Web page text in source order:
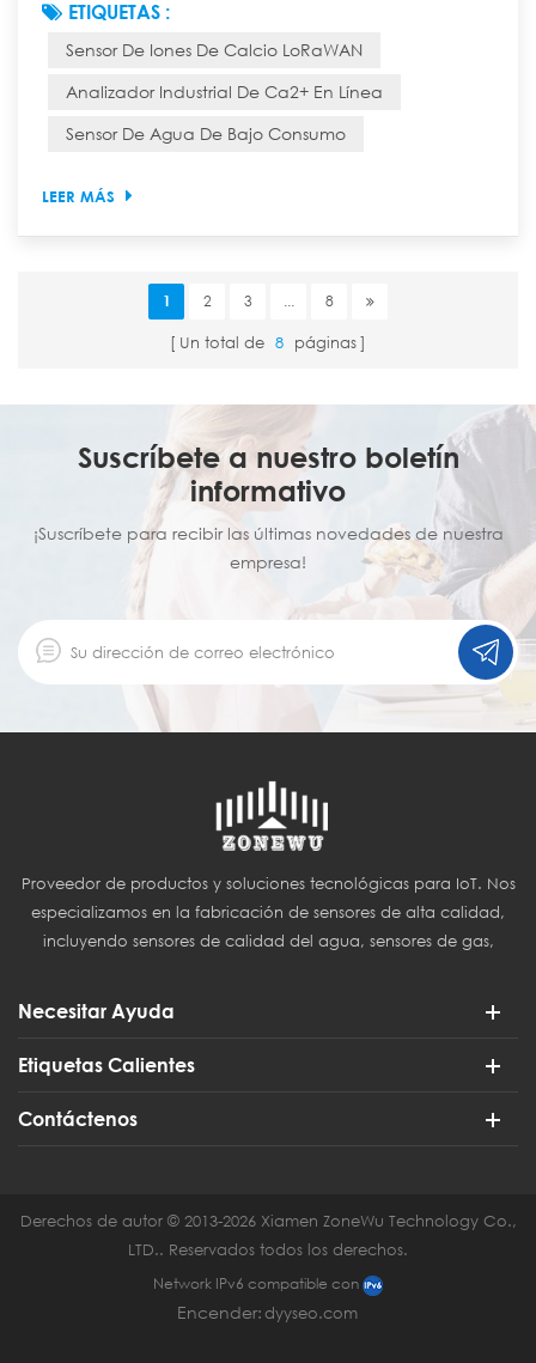
exhaustiva de los requisitos de medición, las
condiciones ambientales, el rendimiento del sensor, las
selección específicos: 1. Aclarar los requisitos de me...
ETIQUETAS :
Sensor De Iones De Calcio LoRaWAN
Analizador Industrial De Ca2+ En Línea
Sensor De Agua De Bajo Consumo
LEER MÁS
1 2 3 ... 8
Un total de 8 páginas
Suscríbete a nuestro boletín
informativo
¡Suscríbete para recibir las últimas novedades de nuestra
empresa!
Proveedor de productos y soluciones tecnológicas para IoT. Nos
especializamos en la fabricación de sensores de alta calidad,
incluyendo sensores de calidad del agua, sensores de gas,
Necesitar Ayuda
Etiquetas Calientes
Contáctenos
Derechos de autor © 2013-2026 Xiamen ZoneWu Technology Co.,
LTD.. Reservados todos los derechos.
Network IPv6 compatible con
Encender:dyyseo.com